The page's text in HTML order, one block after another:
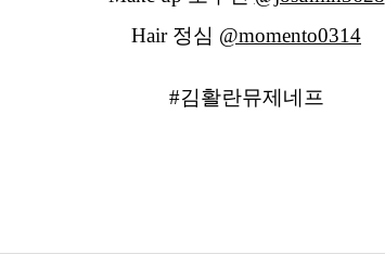
Hair 정심 @momento0314
#김활란뮤제네프